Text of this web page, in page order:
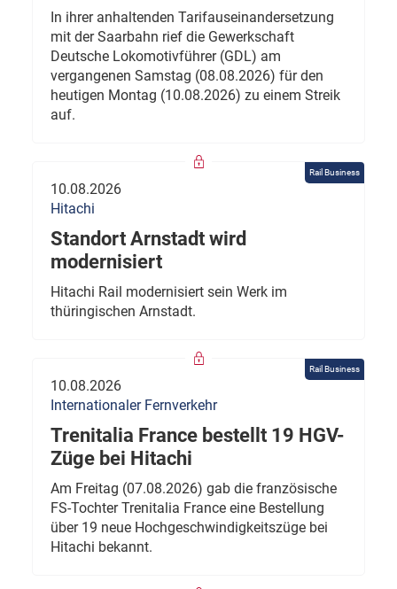
In ihrer anhaltenden Tarifauseinandersetzung
mit der Saarbahn rief die Gewerkschaft
Deutsche Lokomotivführer (GDL) am
vergangenen Samstag (08.08.2026) für den
heutigen Montag (10.08.2026) zu einem Streik
auf.
Rail Business
10.08.2026
Hitachi
Standort Arnstadt wird
modernisiert
Hitachi Rail modernisiert sein Werk im
thüringischen Arnstadt.
Rail Business
10.08.2026
Internationaler Fernverkehr
Trenitalia France bestellt 19 HGV-
Züge bei Hitachi
Am Freitag (07.08.2026) gab die französische
FS-Tochter Trenitalia France eine Bestellung
über 19 neue Hochgeschwindigkeitszüge bei
Hitachi bekannt.